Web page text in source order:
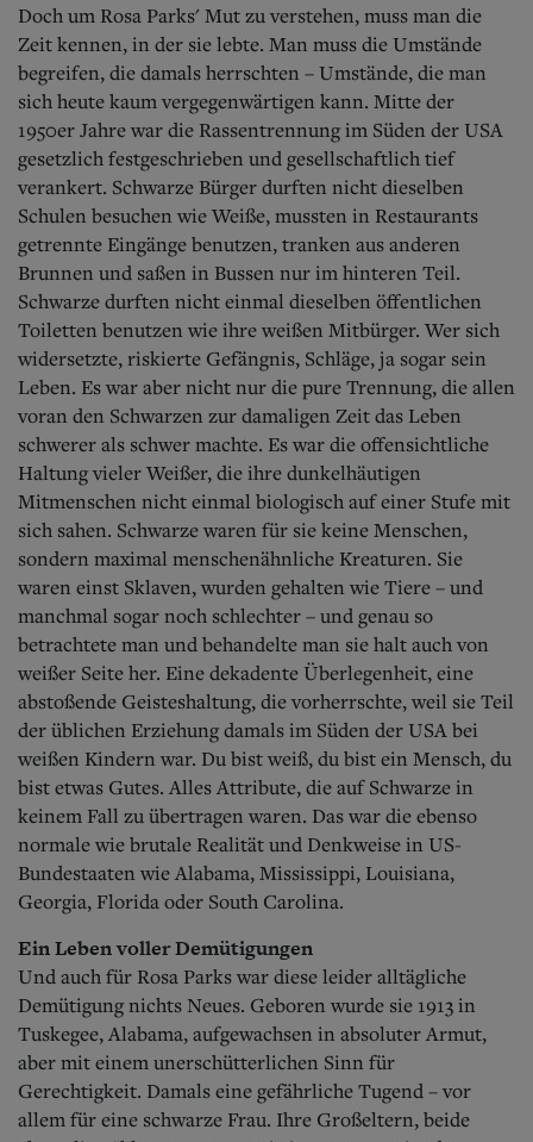
Doch um Rosa Parks' Mut zu verstehen, muss man die
Zeit kennen, in der sie lebte. Man muss die Umstände
begreifen, die damals herrschten – Umstände, die man
sich heute kaumvergegenwärtigen kann. Mitte der
1950er Jahre war die Rassentrennung im Süden der USA
gesetzlich festgeschrieben und gesellschaftlich tief
verankert. Schwarze Bürger durften nicht dieselben
Schulen besuchen wie Weiße, mussten in Restaurants
getrennte Eingänge benutzen, tranken aus anderen
Brunnen und saßen in Bussen nur im hinteren Teil.
Schwarze durften nicht einmal dieselben öffentlichen
Toiletten benutzen wie ihre weißen Mitbürger. Wer sich
widersetzte, riskierte Gefängnis, Schläge, ja sogar sein
Leben. Es war aber nicht nur die pure Trennung, die allen
voran den Schwarzen zur damaligen Zeit das Leben
schwerer als schwer machte. Es war die offensichtliche
Haltung vieler Weißer, die ihre dunkelhäutigen
Mitmenschen nicht einmal biologisch auf einer Stufe mit
sich sahen. Schwarze waren für sie keine Menschen,
sondern maximal menschenähnliche Kreaturen. Sie
waren einst Sklaven, wurden gehalten wie Tiere – und
manchmal sogar noch schlechter – und genau so
betrachtete man und behandelte man sie halt auch von
weißer Seite her. Eine dekadente Überlegenheit, eine
abstoßende Geisteshaltung, die vorherrschte, weil sie Teil
der üblichen Erziehung damals im Süden der USA bei
weißen Kindern war. Du bist weiß, du bist ein Mensch, du
bist etwas Gutes. Alles Attribute, die auf Schwarze in
keinem Fall zu übertragen waren. Das war die ebenso
normale wie brutale Realität und Denkweise in US-
Bundestaaten wie Alabama, Mississippi, Louisiana,
Georgia, Florida oder South Carolina.
Ein Leben voller Demütigungen
Und auch für Rosa Parks war diese leider alltägliche
Demütigung nichts Neues. Geboren wurde sie 1913 in
Tuskegee, Alabama, aufgewachsen in absoluter Armut,
aber mit einem unerschütterlichen Sinn für
Gerechtigkeit. Damals eine gefährliche Tugend – vor
allem für eine schwarze Frau. Ihre Großeltern, beide